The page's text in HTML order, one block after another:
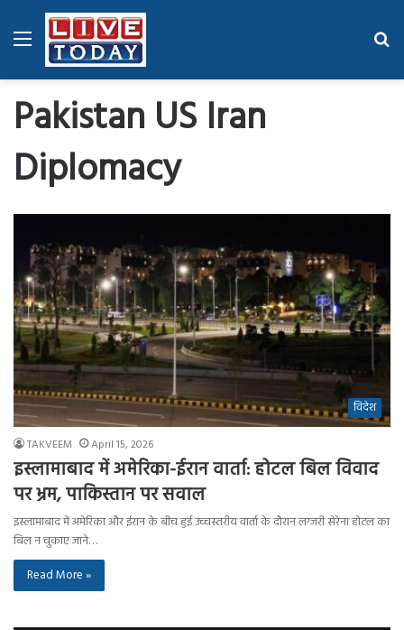
Menu
Pakistan US Iran
Diplomacy
विदेश
TAKVEEM April 15, 2026
इस्लामाबाद में अमेरिका-ईरान वार्ता: होटल बिल विवाद
पर भ्रम, पाकिस्तान पर सवाल
इस्लामाबाद में अमेरिका और ईरान के बीच हुई उच्चस्तरीय वार्ता के दौरान लग्जरी सेरेना होटल का
बिल न चुकाए जाने…
Read More »